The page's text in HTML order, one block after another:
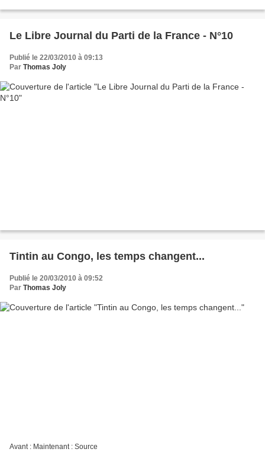
Le Libre Journal du Parti de la France - N°10
Publié le 22/03/2010 à 09:13
Par Thomas Joly
Tintin au Congo, les temps changent...
Publié le 20/03/2010 à 09:52
Par Thomas Joly
Avant : Maintenant : Source